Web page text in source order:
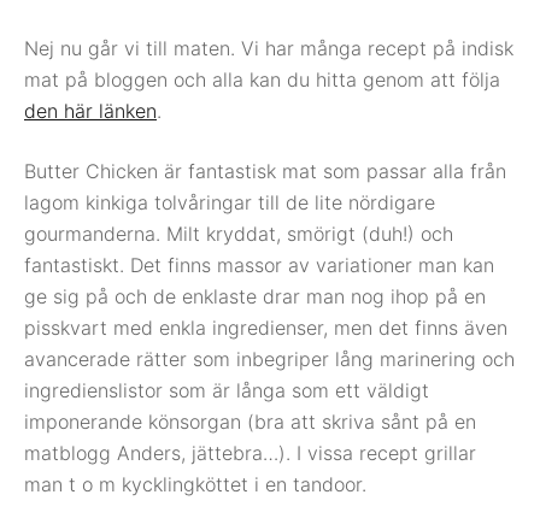
Nej nu går vi till maten. Vi har många recept på indisk
mat på bloggen och alla kan du hitta genom att följa
den här länken.
Butter Chicken är fantastisk mat som passar alla från
lagom kinkiga tolvåringar till de lite nördigare
gourmanderna. Milt kryddat, smörigt (duh!) och
fantastiskt. Det finns massor av variationer man kan
ge sig på och de enklaste drar man nog ihop på en
pisskvart med enkla ingredienser, men det finns även
avancerade rätter som inbegriper lång marinering och
ingredienslistor som är långa som ett väldigt
imponerande könsorgan (bra att skriva sånt på en
matblogg Anders, jättebra…). I vissa recept grillar
man t o m kycklingköttet i en tandoor.